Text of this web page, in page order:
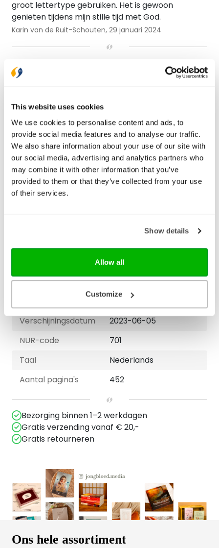
This website uses cookies
We use cookies to personalise content and ads, to
provide social media features and to analyse our traffic.
We also share information about your use of our site with
our social media, advertising and analytics partners who
may combine it with other information that you’ve
provided to them or that they’ve collected from your use
of their services.
Show details
Allow all
Customize
groot lettertype gebruiken. Het is gewoon
genieten tijdens mijn stille tijd met God.
Karin van de Ruit-Schouten, 29 januari 2024
Specificaties
Duimgrepen
Geen duimgrepen
Formaat
Verwacht
Nee
Illustraties
Zonder Illustraties
Koker
Geen koker
Uitvoering
Paperback
1081
ISBN
9789065395429
Verschijningsdatum
2023-06-05
NUR-code
701
Taal
Nederlands
Aantal pagina's
452
Bezorging binnen 1–2 werkdagen
Gratis verzending vanaf € 20,-
Gratis retourneren
Ons hele assortiment